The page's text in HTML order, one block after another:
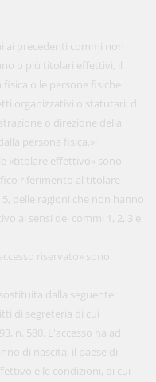
ai precedenti commi non
o più titolari effettivi, il
o le persone fisiche
organizzativi o statutari, di
o direzione della
persona fisica.»;
«titolare effettivo» sono
riferimento al titolare
delle ragioni che non hanno
ai sensi dei commi 1, 2, 3 e
riservato» sono
dalla seguente:
di segreteria di cui
n. 580. L'accesso ha ad
di nascita, il paese di
e le condizioni, di cui